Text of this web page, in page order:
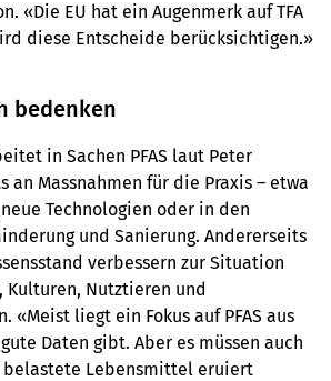
«Die EU hat ein Augenmerk auf TFA
diese Entscheide berücksichtigen.»
bedenken
in Sachen PFAS laut Peter
an Massnahmen für die Praxis – etwa
Technologien oder in den
und Sanierung. Andererseits
verbessern zur Situation
Kulturen, Nutztieren und
«Meist liegt ein Fokus auf PFAS aus
Daten gibt. Aber es müssen auch
belastete Lebensmittel eruiert